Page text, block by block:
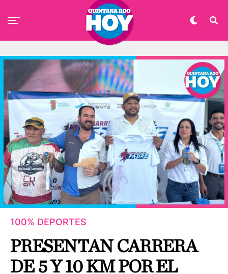
100% DEPORTES
PRESENTAN CARRERA
DE 5 Y 10 KM POR EL